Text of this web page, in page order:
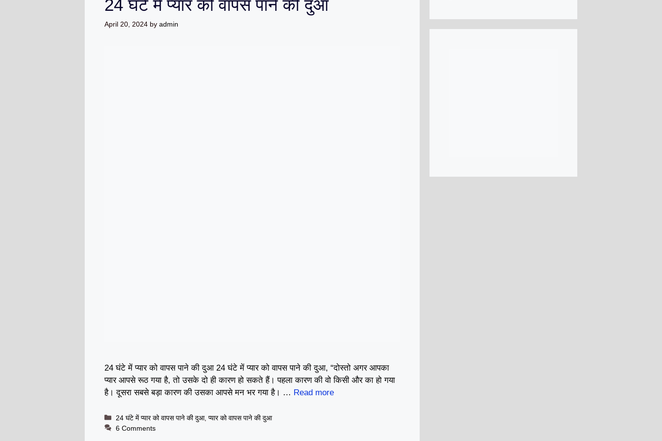
24 घंटे में प्यार को वापस पाने की दुआ
April 20, 2024 by admin
24 घंटे में प्यार को वापस पाने की दुआ 24 घंटे में प्यार को वापस पाने की दुआ, “दोस्तो अगर आपका
प्यार आपसे रूठ गया है, तो उसके दो ही कारण हो सकते हैं। पहला कारण की वो किसी और का हो गया
है। दूसरा सबसे बड़ा कारण की उसका आपसे मन भर गया है। … Read more
Categories
24 घंटे में प्यार को वापस पाने की दुआ,प्यार को वापस पाने की दुआ
6 Comments